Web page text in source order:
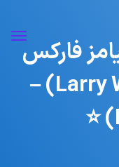
فارکس
چیست؟ (Larry Williams) –